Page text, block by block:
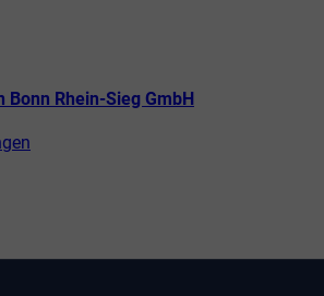
Rhein-Sieg GmbH